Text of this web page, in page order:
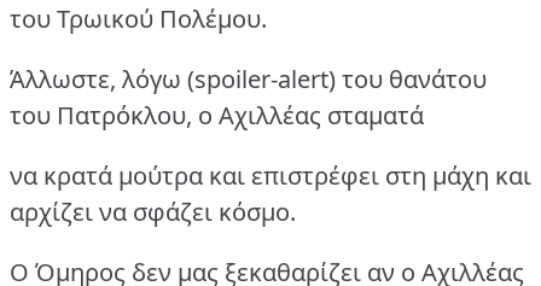
του Τρωικού Πολέμου.
Άλλωστε, λόγω (spoiler-alert) του θανάτου
του Πατρόκλου, ο Αχιλλέας σταματά
να κρατά μούτρα και επιστρέφει στη μάχη και
αρχίζει να σφάζει κόσμο.
Ο Όμηρος δεν μας ξεκαθαρίζει αν ο Αχιλλέας